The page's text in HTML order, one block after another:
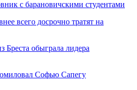
с барановичскими студентами
всего досрочно тратят на
Бреста обыграла лидера
Софью Сапегу